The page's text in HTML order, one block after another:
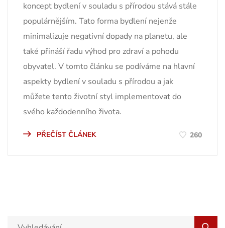
koncept bydlení v souladu s přírodou stává stále
populárnějším. Tato forma bydlení nejenže
minimalizuje negativní dopady na planetu, ale
také přináší řadu výhod pro zdraví a pohodu
obyvatel. V tomto článku se podíváme na hlavní
aspekty bydlení v souladu s přírodou a jak
můžete tento životní styl implementovat do
svého každodenního života.
PŘEČÍST ČLÁNEK 260